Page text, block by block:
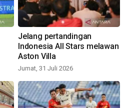
Jelang pertandingan
Indonesia All Stars melawan
Aston Villa
Jumat, 31 Juli 2026